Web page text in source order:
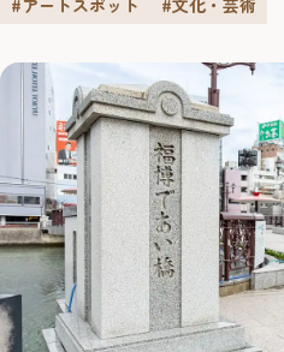
商品が豊富だ。
#アートスポット #文化・芸術